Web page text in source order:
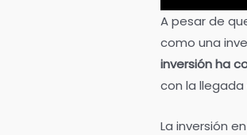
A pesar de
como una
inversión ha
con la
La inversión